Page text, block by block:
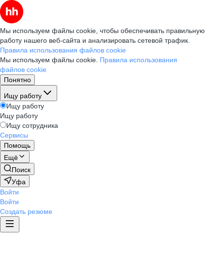
Мы используем файлы cookie, чтобы обеспечивать правильную
работу нашего веб-сайта и анализировать сетевой трафик.
Правила использования файлов cookie
Мы используем файлы cookie. Правила использования
файлов cookie
Понятно
Ищу работу
Ищу работу
Ищу работу
Ищу сотрудника
Сервисы
Помощь
Ещё
Поиск
Уфа
Войти
Войти
Создать резюме